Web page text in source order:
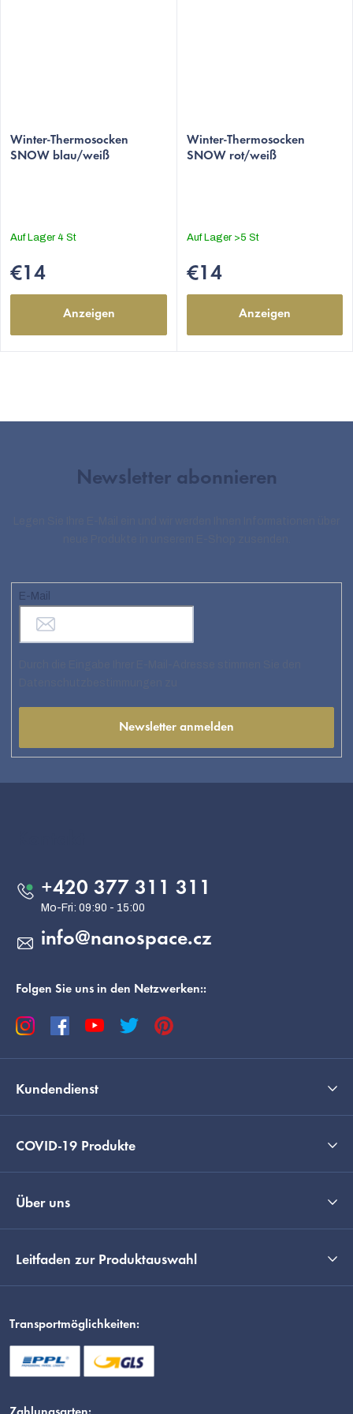
durchschnittliche
Produktbewertung
5
Winter-Thermosocken
SNOW blau/weiß
Auf Lager4 St
€14
Anzeigen
Winter-Thermosocken
SNOW rot/weiß
Auf Lager >5 St
€14
Anzeigen
Newsletter abonnieren
E-Mail
Newsletter anmelden
info@nanospace.cz
+420 377 311 311
Folgen Sie uns in den Netzwerken::
Kundendienst
COVID-19 Produkte
Über uns
Leitfaden zur Produktauswahl
Transportmöglichkeiten: